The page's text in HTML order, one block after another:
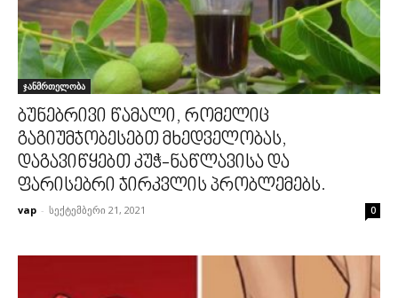
ჯანმრთელობა
ბუნებრივი წამალი, რომელიც
გაგიუმჯობესებთ მხედველობას,
დაგავიწყებთ კუჭ-ნაწლავისა და
ფარისებრი ჯირკვლის პრობლემებს.
vap - სექტემბერი 21, 2021 0